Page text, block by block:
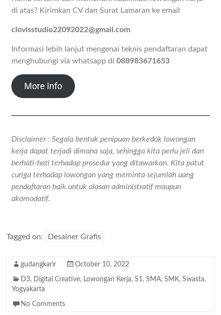
di atas? Kirimkan CV dan Surat Lamaran ke email
clovisstudio22092022@gmail.com
Informasi lebih lanjut mengenai teknis pendaftaran dapat
menghubungi via whatsapp di088983671653
More Info
Disclaimer : Segala bentuk penipuan berkedok lowongan
kerja dapat terjadi dimana saja, sehingga kita perlu jeli dan
berhati-hati terhadap prosedur yang ditawarkan. Kita patut
curiga terhadap lowongan yang meminta sejumlah uang
pendaftaran baik untuk alasan administratif maupun
akomodatif.
Tagged on: Desainer Grafis
gudangkarir October 10, 2022
D3, Digital Creative, Lowongan Kerja,S1,SMA,SMK,Swasta,
Yogyakarta
No Comments